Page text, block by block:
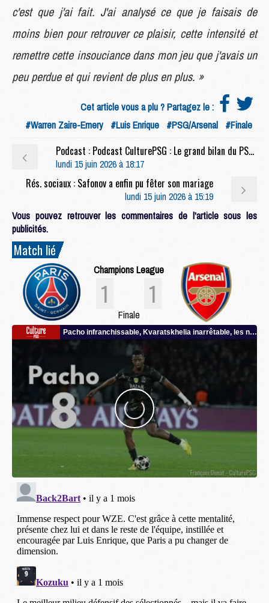
c'est que j'ai fait. J'ai analysé ce que je faisais de
moins bien pour retrouver ce plaisir, cette intensité et
remettre cette insouciance dans mon jeu que j'avais un
peu perdue et qui revient de plus en plus. »
Cet article vous a plu ? Partagez le :
#Warren Zaire-Emery #Luis Enrique #PSG/Arsenal #Finale
Podcast : Podcast CulturePSG : Le grand bilan du PSG 2025/2026
lundi 15 juin 2026 à 18:17
Rés. sociaux : Safonov a enfin pu fêter son mariage
lundi 15 juin 2026 à 15:19
Vous pouvez retrouver les commentaires de l'article sous les
publicités.
Match lié
Champions League
1 1
Finale